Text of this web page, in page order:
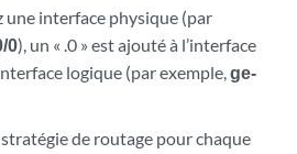
une interface physique (par
0), un « .0 » est ajouté à l’interface
logique (par exemple,ge-
de routage pour chaque